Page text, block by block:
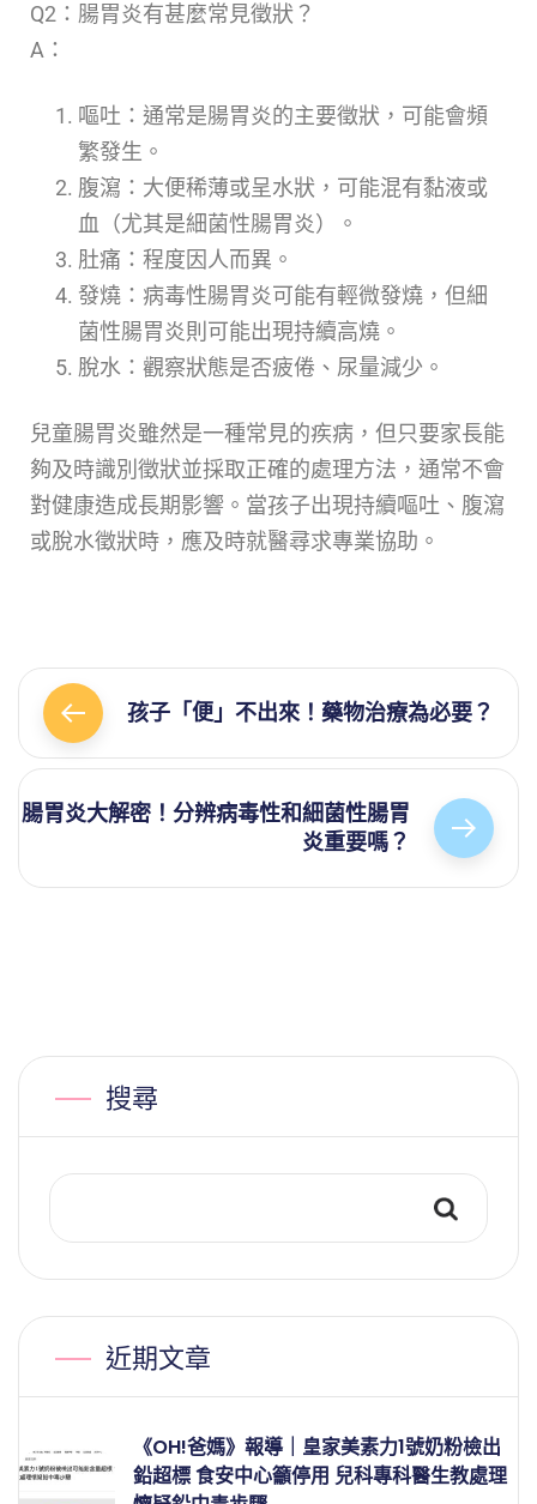
Q2：腸胃炎有甚麼常見徵狀？
A：
嘔吐：通常是腸胃炎的主要徵狀，可能會頻
繁發生。
腹瀉：大便稀薄或呈水狀，可能混有黏液或
血（尤其是細菌性腸胃炎）。
肚痛：程度因人而異。
發燒：病毒性腸胃炎可能有輕微發燒，但細
菌性腸胃炎則可能出現持續高燒。
脫水：觀察狀態是否疲倦、尿量減少。
兒童腸胃炎雖然是一種常見的疾病，但只要家長能
夠及時識別徵狀並採取正確的處理方法，通常不會
對健康造成長期影響。當孩子出現持續嘔吐、腹瀉
或脫水徵狀時，應及時就醫尋求專業協助。
孩子「便」不出來！藥物治療為必要？
腸胃炎大解密！分辨病毒性和細菌性腸胃
炎重要嗎？
搜尋
近期文章
《OH!爸媽》報導｜皇家美素力1號奶粉檢出
鉛超標 食安中心籲停用 兒科專科醫生教處理